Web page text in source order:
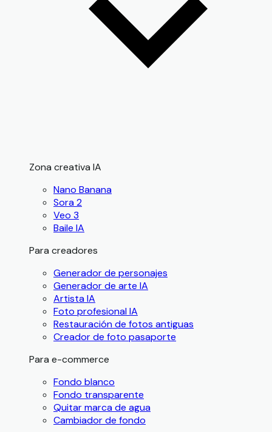
Zona creativa IA
Nano Banana
Sora 2
Veo 3
Baile IA
Para creadores
Generador de personajes
Generador de arte IA
Artista IA
Foto profesional IA
Restauración de fotos antiguas
Creador de foto pasaporte
Para e-commerce
Fondo blanco
Fondo transparente
Quitar marca de agua
Cambiador de fondo